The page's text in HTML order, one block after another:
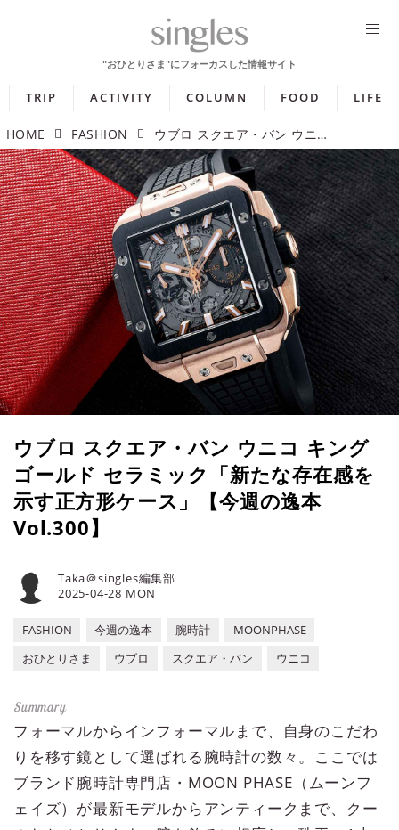
TRIP ACTIVITY COLUMN FOOD LIFE
HOME FASHION ウブロ スクエア・バン ウニコ キングゴールド セラミック「新たな存在感を示す正方形ケース」【今週の逸本 Vol.300】
ウブロ スクエア・バン ウニコ キング
ゴールド セラミック「新たな存在感を
示す正方形ケース」【今週の逸本
Vol.300】
2025-04-28 MON
Taka＠singles編集部
FASHION 今週の逸本 腕時計
MOONPHASE
おひとりさま
ウブロ スクエア・バン ウニコ
フォーマルからインフォーマルまで、自身のこだわ
りを移す鏡として選ばれる腕時計の数々。ここでは
ブランド腕時計専門店・MOON PHASE（ムーンフ
ェイズ）が最新モデルからアンティークまで、クー